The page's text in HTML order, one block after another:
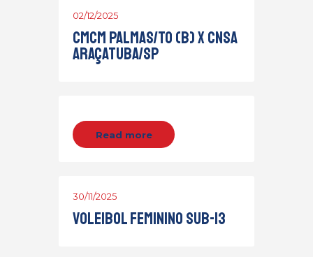
02/12/2025
CMCM Palmas/TO (B) x CNSA
Araçatuba/SP
Read more
30/11/2025
Voleibol Feminino Sub-13